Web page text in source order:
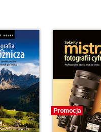
Promocja